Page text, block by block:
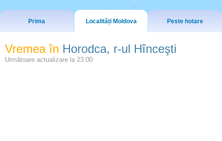
Prima Localități Moldova Peste hotare
Vremea în Horodca, r-ul Hînceşti
Următoare actualizare la 23:00